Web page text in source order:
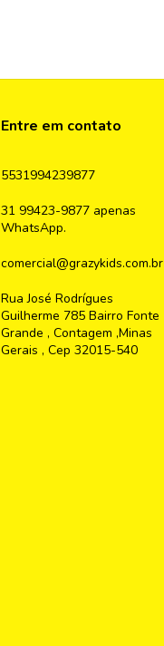
Entre em contato
5531994239877
31 99423-9877 apenas
WhatsApp.
comercial@grazykids.com.br
Rua José Rodrígues
Guilherme 785 Bairro Fonte
Grande , Contagem ,Minas
Gerais , Cep 32015-540